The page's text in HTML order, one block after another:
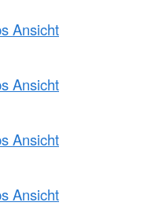
Ansicht
Ansicht
Ansicht
Ansicht